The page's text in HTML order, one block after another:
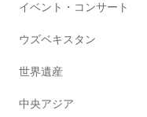
イベント・コンサート
ウズベキスタン
世界遺産
中央アジア